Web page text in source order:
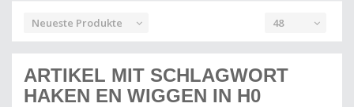
Neueste Produkte 48
ARTIKEL MIT SCHLAGWORT
HAKEN EN WIGGEN IN H0